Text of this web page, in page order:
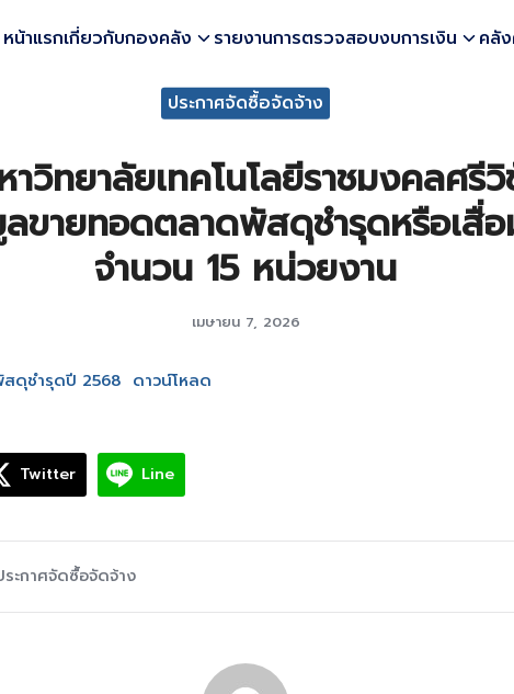
หน้าแรกเกี่ยวกับกองคลัง รายงานการตรวจสอบงบการเงิน คลั
ประกาศจัดซื้อจัดจ้าง
าวิทยาลัยเทคโนโลยีราชมงคลศรี
ลขายทอดตลาดพัสดุชำรุดหรือเสื่
จำนวน 15 หน่วยงาน
เมษายน 7, 2026
ดุชำรุดปี 2568 ดาวน์โหลด
Twitter Line
ระกาศจัดซื้อจัดจ้าง